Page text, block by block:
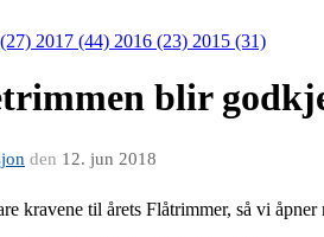
2017 (44) 2016 (23) 2015 (31)
blir
den 12. jun 2018
kravene til årets Flåtrimmer, så vi